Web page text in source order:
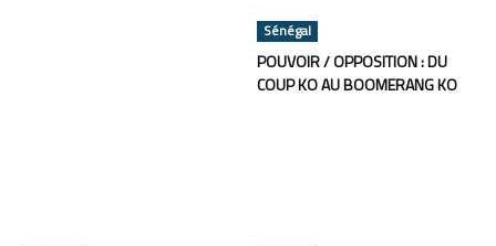
Sénégal
POUVOIR / OPPOSITION : DU
COUP KO AU BOOMERANG KO